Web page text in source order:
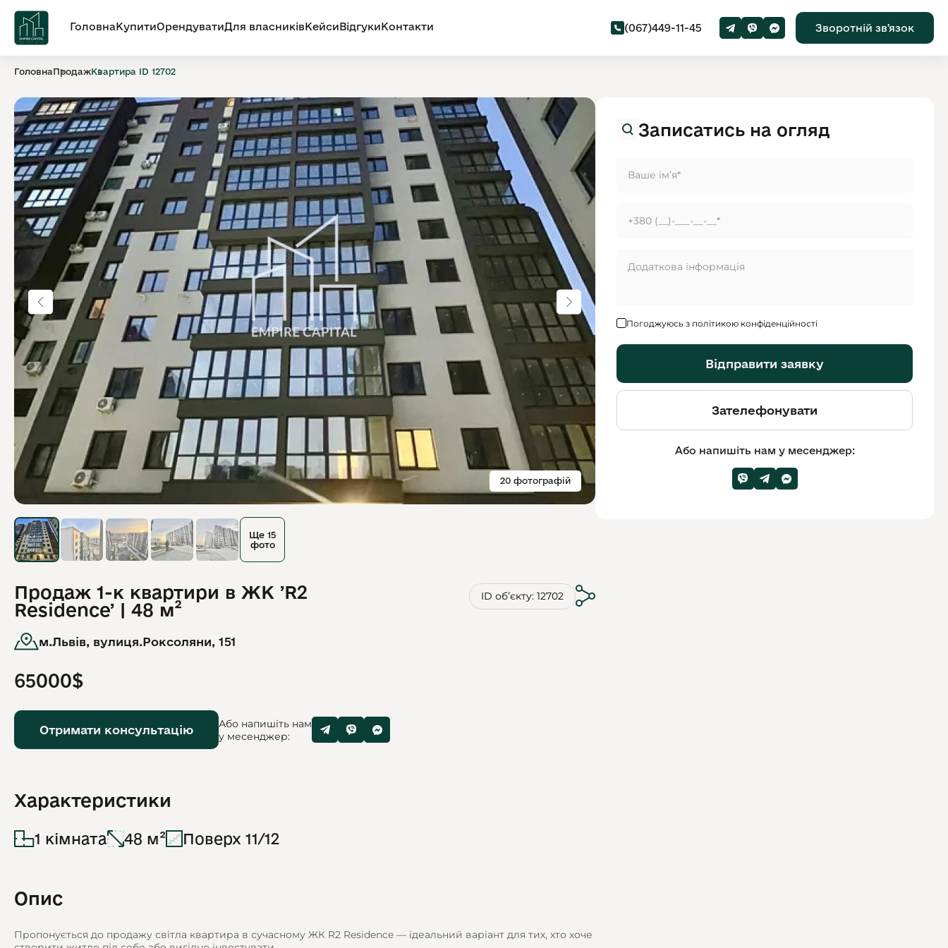
ГоловнаКупитиОрендуватиДля власниківКейсиВідгукиКонтакти (067)449-11-45 Зворотній звʼязок
ГоловнаПродажКвартира ID 12702
20 фотографій
Ще 15
фото
Продаж 1-к квартири в ЖК ʼR2
Residenceʼ | 48 м²
м.Львів, вулиця.Роксоляни, 151
ID обʼєкту: 12702
65000$
Отримати консультацію
Або напишіть нам
у месенджер:
Характеристики
1 кімната 48 м² Поверх 11/12
Опис
Пропонується до продажу світла квартира в сучасному ЖК R2 Residence — ідеальний варіант для тих, хто хоче
Записатись на огляд
Погоджуюсь з політикою конфіденційності
Відправити заявку
Зателефонувати
Або напишіть нам у месенджер: